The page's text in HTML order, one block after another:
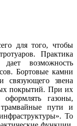
для того, чтобы
Практика
возможность
Бортовые камни
связующего звена
покрытий. При их
газоны,
пути и
То